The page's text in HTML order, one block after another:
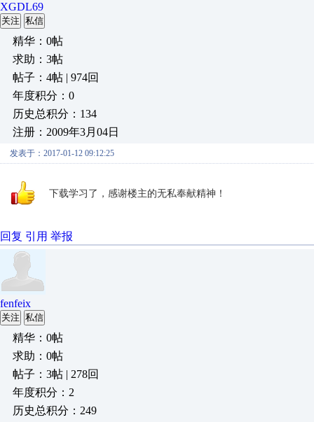
XGDL69
关注 私信
精华：0帖
求助：3帖
帖子：4帖 | 974回
年度积分：0
历史总积分：134
注册：2009年3月04日
发表于：2017-01-12 09:12:25
下载学习了，感谢楼主的无私奉献精神！
回复 引用 举报
fenfeix
关注 私信
精华：0帖
求助：0帖
帖子：3帖 | 278回
年度积分：2
历史总积分：249